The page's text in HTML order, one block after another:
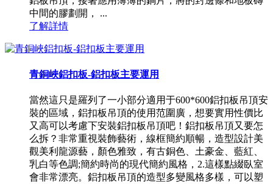
中間的膠劃開， ...
了解詳情
青銅峽鋁扣板-鋁扣板主要運用
當然這只是羅列了一小部分適用于600*600鋁扣板吊頂安
裝的區域，鋁扣板吊頂的使用范圍廣，想要實用性價比
又高可以考慮下安裝鋁扣板吊頂吧！鋁扣板吊頂又要怎
么拆？非常重視裝飾藝術，線框簡約順暢，造型設計美
觀美利龍源藝，顏色雅致，有古銅色、土豪金、藍紅、
乳白等色調;簡約時尚的現代簡約風格，2.這樣點綴臥室
會非常漂亮。鋁扣板吊頂的造型多變風格多樣，可以塑